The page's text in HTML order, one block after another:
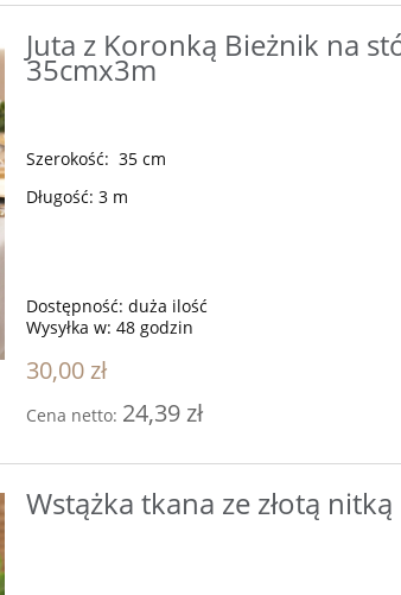
Juta z Koronką Bieżnik na
35cmx3m
Szerokość: 35 cm
Długość: 3 m
Dostępność: duża ilość
Wysyłka w: 48 godzin
30,00 zł
Cena netto: 24,39 zł
Wstążka tkana ze złotą nitką